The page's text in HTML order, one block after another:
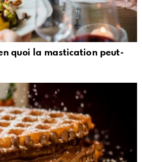
quoi la mastication peut-